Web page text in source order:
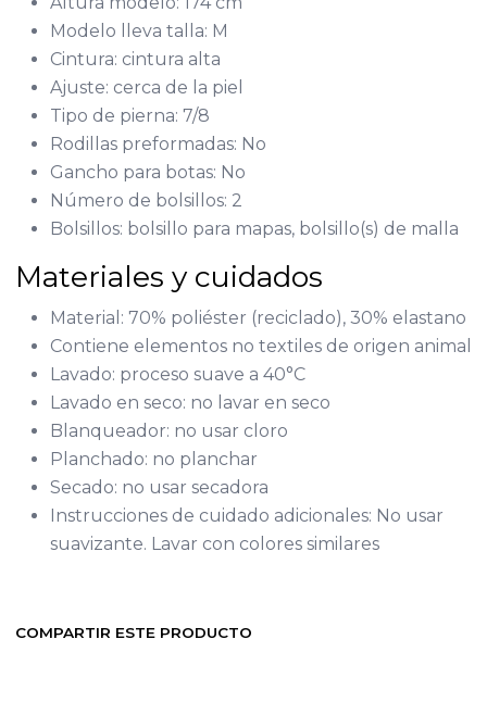
Modelo lleva talla: M
Cintura: cintura alta
Ajuste: cerca de la piel
Tipo de pierna: 7/8
Rodillas preformadas: No
Gancho para botas: No
Número de bolsillos: 2
Bolsillos: bolsillo para mapas, bolsillo(s) de malla
Materiales y cuidados
Material: 70% poliéster (reciclado), 30% elastano
Contiene elementos no textiles de origen animal
Lavado: proceso suave a 40°C
Lavado en seco: no lavar en seco
Blanqueador: no usar cloro
Planchado: no planchar
Secado: no usar secadora
Instrucciones de cuidado adicionales: No usar
suavizante. Lavar con colores similares
COMPARTIR ESTE PRODUCTO